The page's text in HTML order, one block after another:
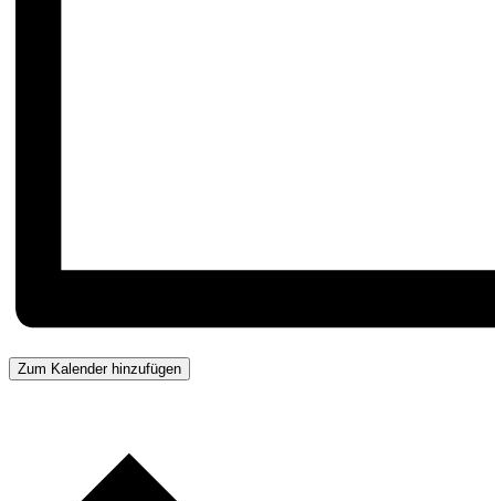
Zum Kalender hinzufügen